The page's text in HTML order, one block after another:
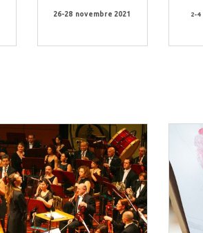
26-28 novembre 2021 2-4